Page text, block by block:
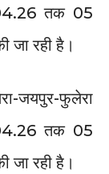
तक 05
जा रही है।
जयपुर-फुलेरा
तक 05
जा रही है।